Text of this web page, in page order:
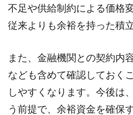
不足や供給制約による価格
従来よりも余裕を持った積
また、金融機関との契約内
なども含めて確認しておく
しやすくなります。今後は
う前提で、余裕資金を確保